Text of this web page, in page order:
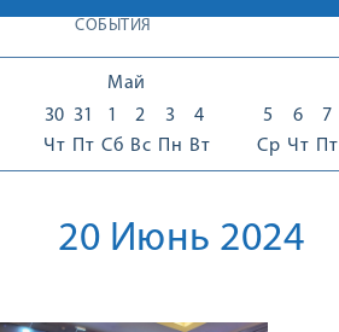
СОБЫТИЯ
Май
30
Чт
31
Пт
1
Сб
2
Вс
3
Пн
4
Вт
5
Ср
6
Чт
7
Пт
20 Июнь 2024